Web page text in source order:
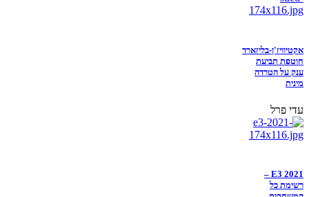
אקטיוויז'ן-בליזארד
חוטפת תביעת
ענק על הטרדה
מינית
עדי פרל
E3 2021 –
רשימת כל